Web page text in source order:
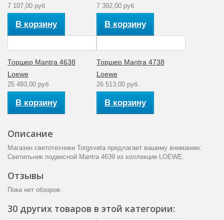
7 107,00 руб
В корзину
7 392,00 руб
В корзину
Торшер Mantra 4638
Loewe
25 493,00 руб
В корзину
Торшер Mantra 4738
Loewe
26 513,00 руб
В корзину
Описание
Магазин светотехники Torgsveta предлагает вашему вниманию:
Светильник подвесной Mantra 4639 из коллекции LOEWE.
Отзывы
Пока нет обзоров.
30 других товаров в этой категории: